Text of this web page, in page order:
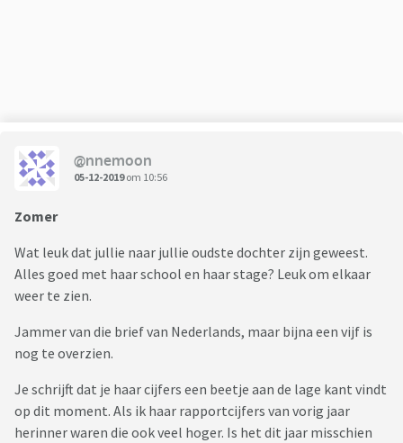
@nnemoon
05-12-2019om 10:56
Zomer
Wat leuk dat jullie naar jullie oudste dochter zijn geweest.
Alles goed met haar school en haar stage? Leuk om elkaar
weer te zien.
Jammer van die brief van Nederlands, maar bijna een vijf is
nog te overzien.
Je schrijft dat je haar cijfers een beetje aan de lage kant vindt
op dit moment. Als ik haar rapportcijfers van vorig jaar
herinner waren die ook veel hoger. Is het dit jaar misschien